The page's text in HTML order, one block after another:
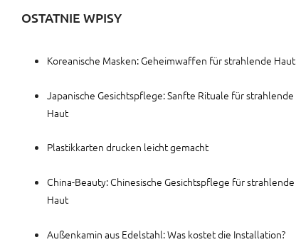
OSTATNIE WPISY
Koreanische Masken: Geheimwaffen für strahlende Haut
Japanische Gesichtspflege: Sanfte Rituale für strahlende
Haut
Plastikkarten drucken leicht gemacht
China-Beauty: Chinesische Gesichtspflege für strahlende
Haut
Außenkamin aus Edelstahl: Was kostet die Installation?